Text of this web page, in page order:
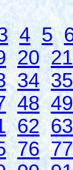
4 5
20 21
34 35
48 49
62 63
76 77